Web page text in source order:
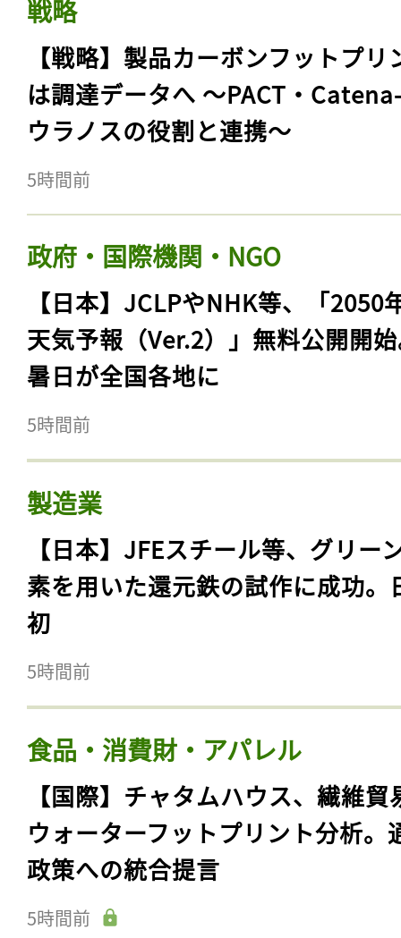
戦略
【戦略】製品カーボンフットプリ
は調達データへ 〜PACT・
ウラノスの役割と連携〜
5時間前
政府・国際機関・NGO
【日本】JCLPやNHK等、「2050
天気予報（Ver.2）」無料公開開
暑日が全国各地に
5時間前
製造業
【日本】JFEスチール等、グリー
素を用いた還元鉄の試作に成功。
初
5時間前
食品・消費財・アパレル
【国際】チャタムハウス、繊維貿
ウォーターフットプリント分析。
政策への統合提言
5時間前